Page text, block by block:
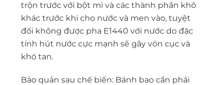
trộn trước với bột mì và các thành phần khô
khác trước khi cho nước và men vào, tuyệt
đối không được pha E1440 với nước do đặc
tính hút nước cực mạnh sẽ gây vón cục và
khó tan.
Bảo quản sau chế biến: Bánh bao cần phải